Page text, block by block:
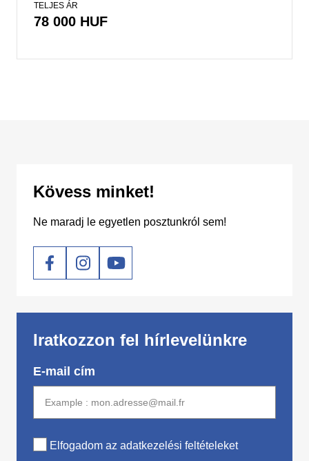
TELJES ÁR
78 000 HUF
Kövess minket!
Ne maradj le egyetlen posztunkról sem!
Social
Iratkozzon fel hírlevelünkre
E-mail cím
Elfogadom az adatkezelési feltételeket